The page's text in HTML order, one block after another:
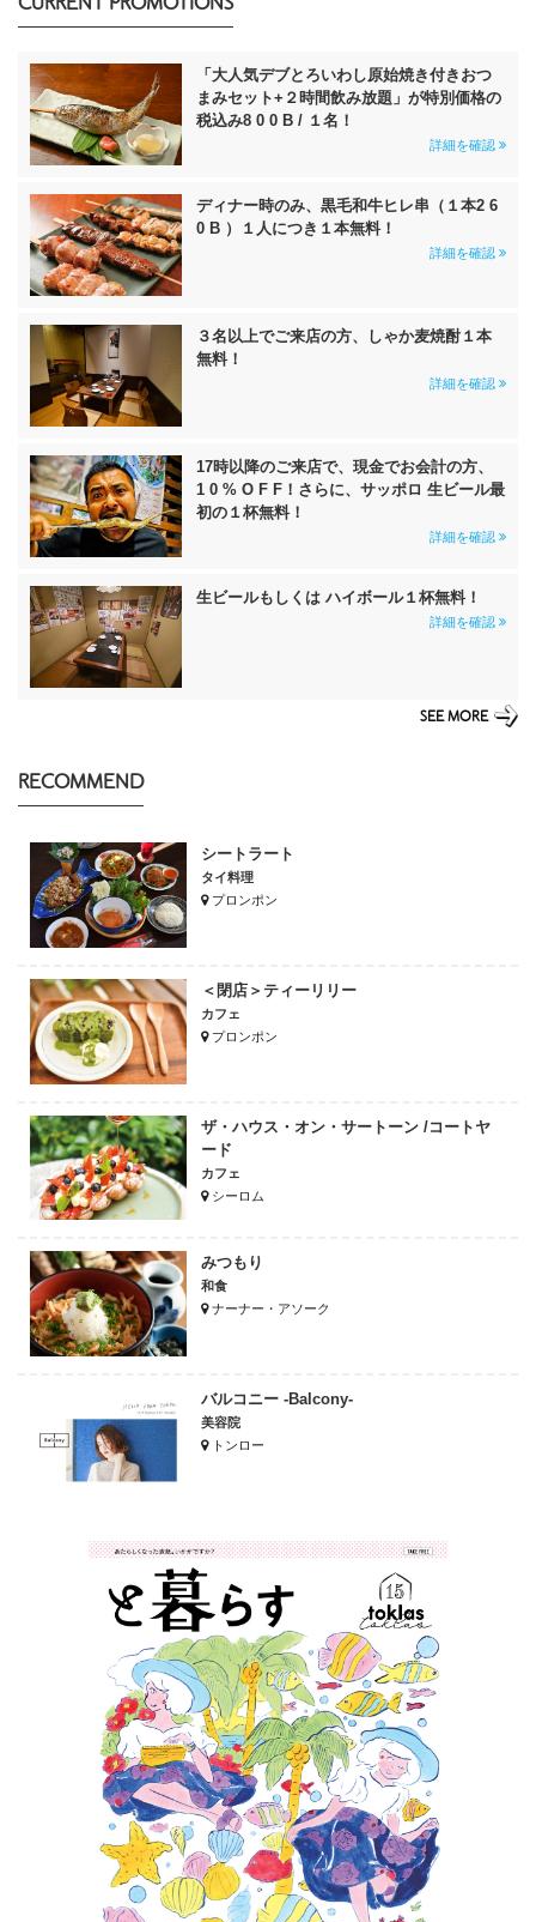
「大人気デブとろいわし原始焼き付きおつ
まみセット+２時間飲み放題」が特別価格の
税込み8 0 0 B / １名！
詳細を確認
ディナー時のみ、黒毛和牛ヒレ串（１本2 6
0 B ）１人につき１本無料！
詳細を確認
３名以上でご来店の方、しゃか麦焼酎１本
無料！
詳細を確認
17時以降のご来店で、現金でお会計の方、
1 0 % O F F！さらに、サッポロ 生ビール最
初の１杯無料！
詳細を確認
生ビールもしくは ハイボール１杯無料！
詳細を確認
SEE MORE
RECOMMEND
シートラート
タイ料理
プロンポン
＜閉店＞ティーリリー
カフェ
プロンポン
ザ・ハウス・オン・サートーン /コートヤ
ード
カフェ
シーロム
みつもり
和食
ナーナー・アソーク
バルコニー -Balcony-
美容院
トンロー